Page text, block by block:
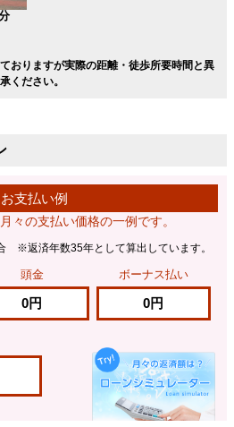
おりますが実際の距離・徒歩所要時間と異
ください。
お支払い例
々の支払い価格の一例です。
※返済年数35年として算出しています。
頭金
0円
ボーナス払い
0円